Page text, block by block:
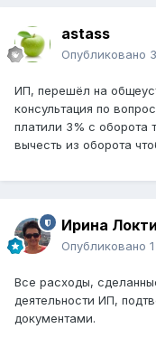
astass
Опубликовано
ИП, перешёл на
консультация по
платили 3% с оборота
вычесть из оборота
Ирина
Опубликовано
Все расходы,
деятельности ИП,
документами.